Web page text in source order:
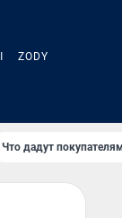
ZODY
Что дадут